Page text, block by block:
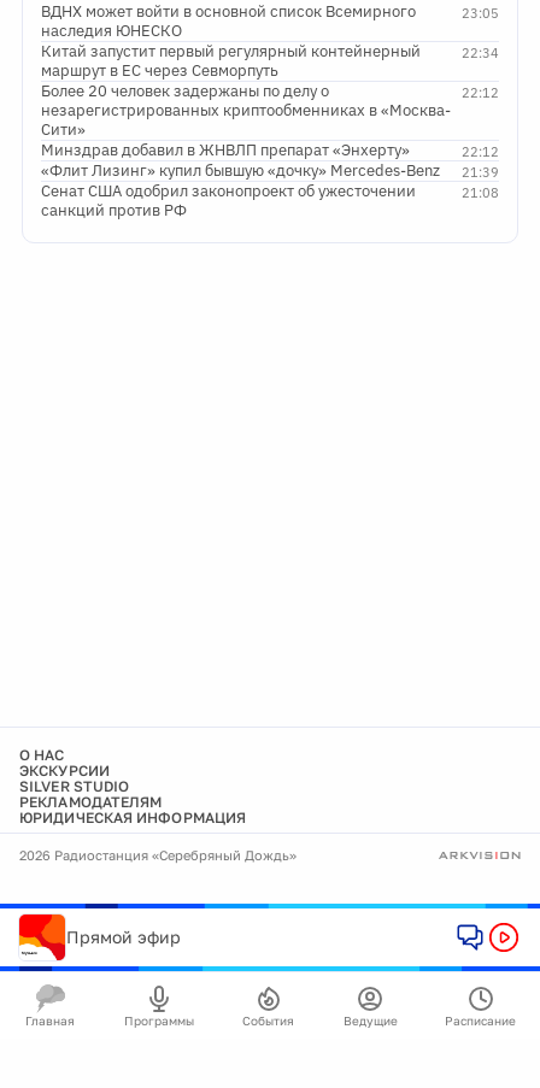
23:05
ВДНХ может войти в основной список Всемирного
наследия ЮНЕСКО
22:34
Китай запустит первый регулярный контейнерный
маршрут в ЕС через Севморпуть
22:12
Более 20 человек задержаны по делу о
незарегистрированных криптообменниках в «Москва-
Сити»
22:12
Минздрав добавил в ЖНВЛП препарат «Энхерту»
21:39
«Флит Лизинг» купил бывшую «дочку» Mercedes-Benz
21:08
Сенат США одобрил законопроект об ужесточении
санкций против РФ
О НАС
ЭКСКУРСИИ
SILVER STUDIO
РЕКЛАМОДАТЕЛЯМ
ЮРИДИЧЕСКАЯ ИНФОРМАЦИЯ
2026 Радиостанция «Серебряный Дождь»
Прямой эфир
Главная Программы События Ведущие Расписание